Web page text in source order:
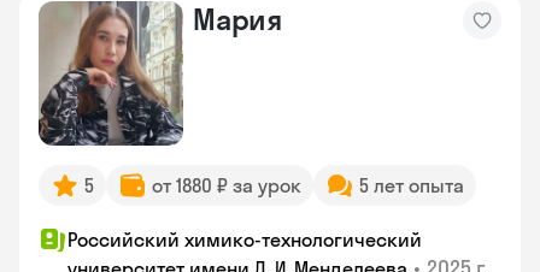
Мария
5 от 1880 ₽ за урок 5 лет опыта
Российский химико-технологический